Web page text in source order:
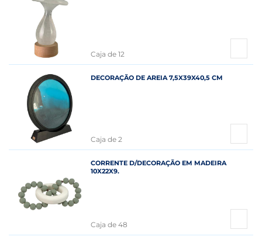
Caja de 12
DECORAÇÃO DE AREIA 7,5X39X40,5 CM
Caja de 2
CORRENTE D/DECORAÇÃO EM MADEIRA
10X22X9.
Caja de 48